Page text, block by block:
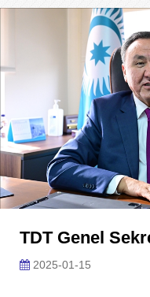
TDT Genel
2025-01-15